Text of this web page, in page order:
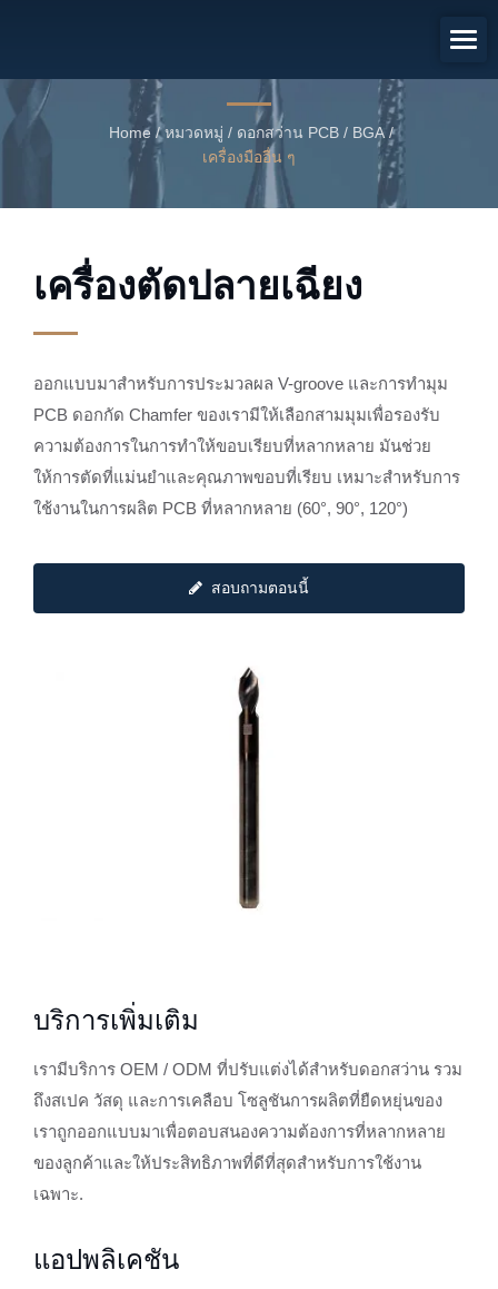
Home / หมวดหมู่ / ดอกสว่าน PCB / BGA /
เครื่องมืออื่น ๆ
เครื่องตัดปลายเฉียง
ออกแบบมาสำหรับการประมวลผล V-groove และการทำมุม
PCB ดอกกัด Chamfer ของเรามีให้เลือกสามมุมเพื่อรองรับ
ความต้องการในการทำให้ขอบเรียบที่หลากหลาย มันช่วย
ให้การตัดที่แม่นยำและคุณภาพขอบที่เรียบ เหมาะสำหรับการ
ใช้งานในการผลิต PCB ที่หลากหลาย (60°, 90°, 120°)
สอบถามตอนนี้
บริการเพิ่มเติม
เรามีบริการ OEM / ODM ที่ปรับแต่งได้สำหรับดอกสว่าน รวม
ถึงสเปค วัสดุ และการเคลือบ โซลูชันการผลิตที่ยืดหยุ่นของ
เราถูกออกแบบมาเพื่อตอบสนองความต้องการที่หลากหลาย
ของลูกค้าและให้ประสิทธิภาพที่ดีที่สุดสำหรับการใช้งาน
เฉพาะ.
แอปพลิเคชัน